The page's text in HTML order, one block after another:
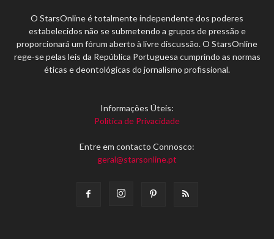
O StarsOnline é totalmente independente dos poderes
estabelecidos não se submetendo a grupos de pressão e
proporcionará um fórum aberto à livre discussão. O StarsOnline
rege-se pelas leis da República Portuguesa cumprindo as normas
éticas e deontológicas do jornalismo profissional.
Informações Úteis:
Política de Privacidade
Entre em contacto Connosco:
geral@starsonline.pt